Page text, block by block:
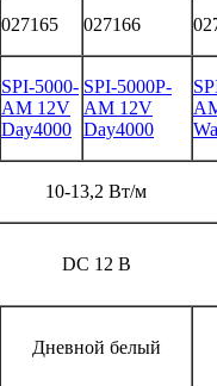
027165 027166
SPI-5000-
AM 12V
Day4000
SPI-5000P-
AM 12V
Day4000
10-13,2 Вт/м
DC 12 В
Дневной белый